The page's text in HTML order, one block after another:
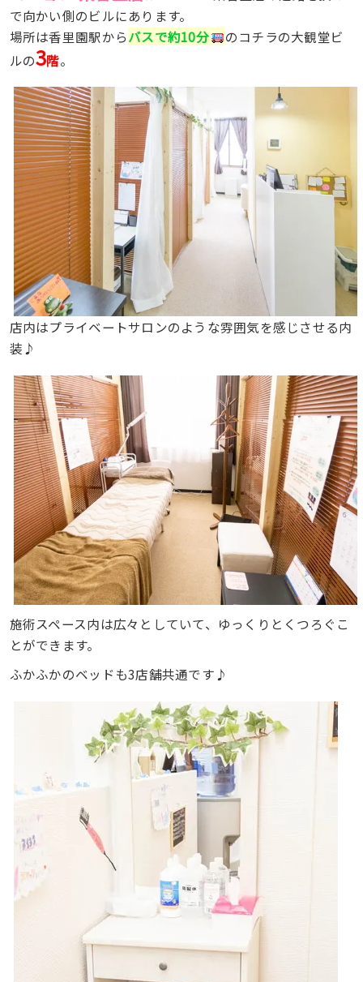
で向かい側のビルにあります。
場所は香里園駅からバスで約10分
のコチラの大観堂ビ
ルの3階。
店内はプライベートサロンのような雰囲気を感じさせる内
装♪
施術スペース内は広々としていて、ゆっくりとくつろぐこ
とができます。
ふかふかのベッドも3店舗共通です♪